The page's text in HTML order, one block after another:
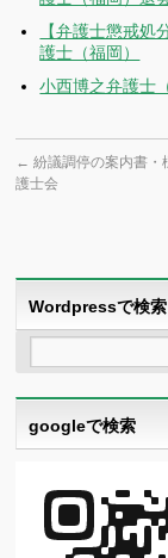
【弁護士懲戒
護士（福岡）
小西博之弁護士
← 紛議調停の案内書・
護士会
Wordpressで検索
googleで検索